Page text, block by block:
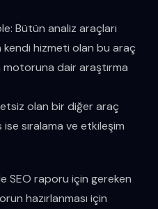
Bütün analiz araçları
kendi hizmeti olan bu araç
dair araştırma
olan bir diğer araç
sıralama ve etkileşim
SEO raporu için gereken
hazırlanması için